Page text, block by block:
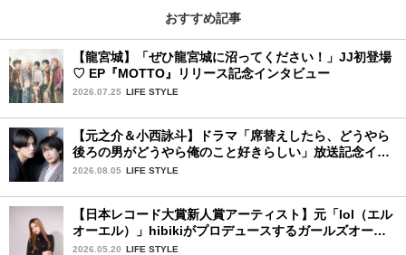
おすすめ記事
【龍宮城】「ぜひ龍宮城に沼ってください！」JJ初登場
♡ EP『MOTTO』リリース記念インタビュー
2026.07.25 LIFE STYLE
【元之介＆小西詠斗】ドラマ「席替えしたら、どうやら
後ろの男がどうやら俺のこと好きらしい」放送記念イン
タビュー♡ 「自然と詠斗くんが可愛く見えたんです」
2026.08.05 LIFE STYLE
【日本レコード大賞新人賞アーティスト】元「lol（エル
オーエル）」hibikiがプロデュースするガールズオーデ
ィションが始動！ 応募は5月31日（日）まで
2026.05.20 LIFE STYLE